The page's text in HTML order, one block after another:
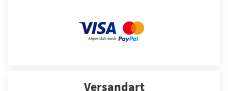
Versandart